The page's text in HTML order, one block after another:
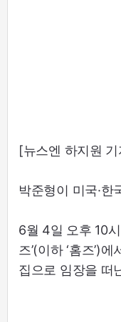
[뉴스엔 하지원
박준형이 미국·
6월 4일 오후 10
즈’(이하 ‘홈즈’)
집으로 임장을 떠